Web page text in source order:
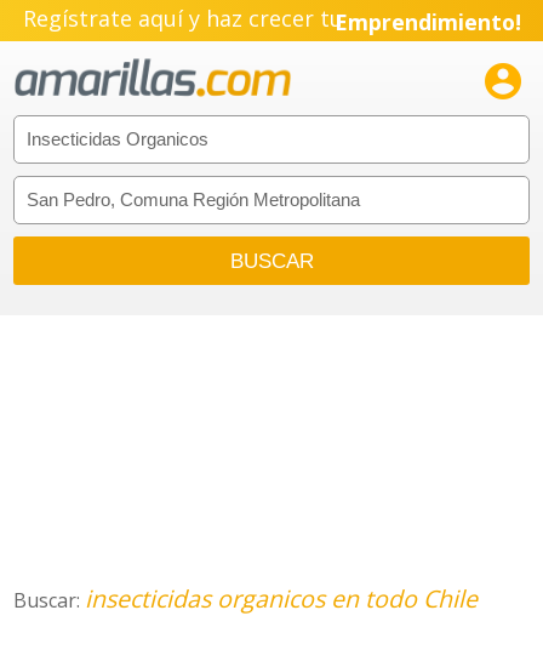
Regístrate aquí y haz crecer tuEmprendimiento!

Buscar: insecticidas organicos en todo Chile